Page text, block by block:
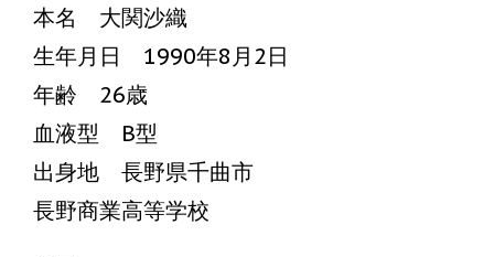
本名 大関沙織
生年月日 1990年8月2日
年齢 26歳
血液型 B型
出身地 長野県千曲市
長野商業高等学校